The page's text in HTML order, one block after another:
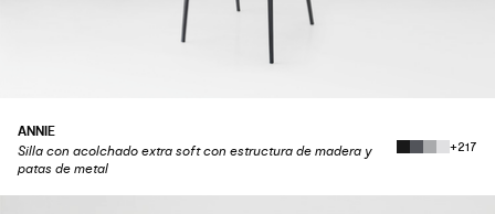
ANNIE
Silla con acolchado extra soft con estructura de madera y
patas de metal
+217